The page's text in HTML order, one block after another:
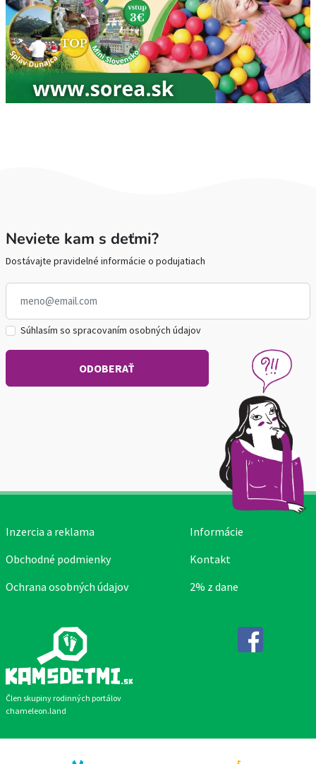
Neviete kam s deťmi?
Dostávajte pravidelné informácie o podujatiach
Súhlasím so spracovaním osobných údajov
Člen skupiny rodinných portálov
chameleon.land
Inzercia a reklama
Obchodné podmienky
Ochrana osobných údajov
Informácie
Kontakt
2% z dane